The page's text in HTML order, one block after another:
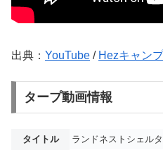
出典： YouTube / Hezキャンプ
タープ動画情報
タイトル ランドネストシェル